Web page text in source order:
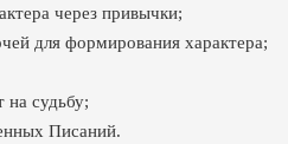
через привычки;
для формирования характера;
судьбу;
Писаний.